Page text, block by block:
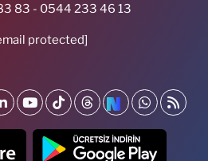
83 - 0544 233 46 13
protected]